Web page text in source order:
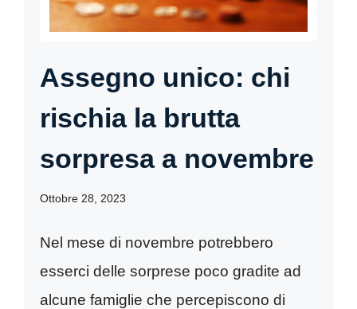
Assegno unico: chi
rischia la brutta
sorpresa a novembre
Ottobre 28, 2023
Nel mese di novembre potrebbero
esserci delle sorprese poco gradite ad
alcune famiglie che percepiscono di